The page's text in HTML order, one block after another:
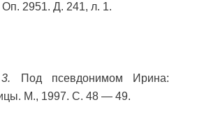
2951. Д. 241, л. 1.
Под псевдонимом Ирина:
М., 1997. С. 48 — 49.